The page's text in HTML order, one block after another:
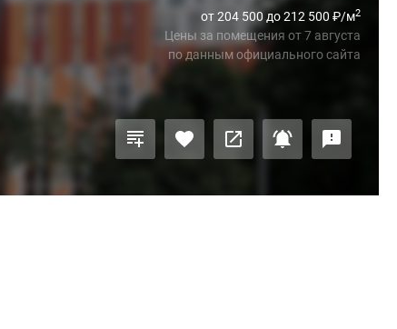
от 204 500 до 212 500 ₽/м2
Цены за помещения от7 августа
по данным официального сайта